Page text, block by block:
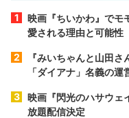
映画『ちいかわ』でモ
愛される理由と可能性
『みいちゃんと山田
「ダイアナ」名義の
映画『閃光のハサウ
放題配信決定